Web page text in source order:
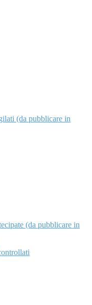
(da pubblicare in
(da pubblicare in